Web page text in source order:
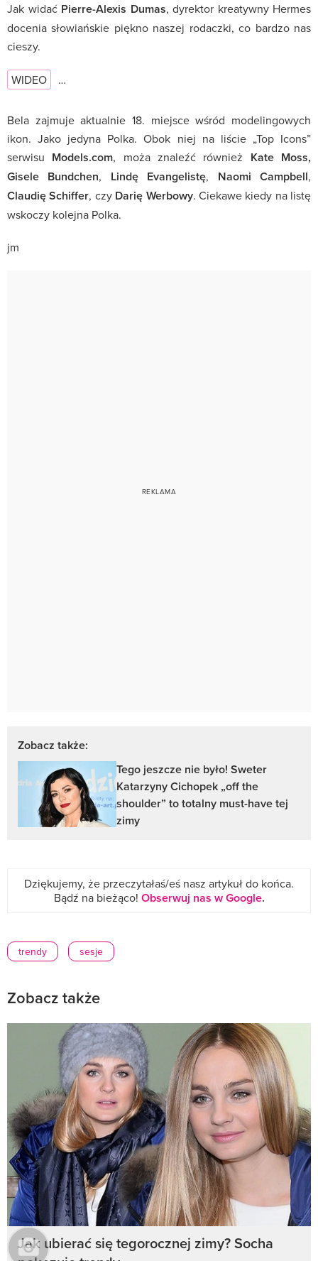
Jak widać Pierre-Alexis Dumas, dyrektor kreatywny Hermes
docenia słowiańskie piękno naszej rodaczki, co bardzo nas
cieszy.
WIDEO …
Bela zajmuje aktualnie 18. miejsce wśród modelingowych
ikon. Jako jedyna Polka. Obok niej na liście „Top Icons”
serwisu Models.com, moża znaleźć również Kate Moss,
Gisele Bundchen, Lindę Evangelistę, Naomi Campbell,
Claudię Schiffer, czy Darię Werbowy. Ciekawe kiedy na listę
wskoczy kolejna Polka.
jm
Zobacz także:
Tego jeszcze nie było! Sweter
Katarzyny Cichopek „off the
shoulder” to totalny must-have tej
zimy
Dziękujemy, że przeczytałaś/eś nasz artykuł do końca.
Bądź na bieżąco! Obserwuj nas w Google.
trendy sesje
Zobacz także
Jak ubierać się tegorocznej zimy? Socha